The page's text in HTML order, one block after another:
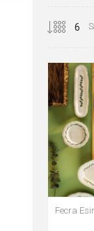
Fecra